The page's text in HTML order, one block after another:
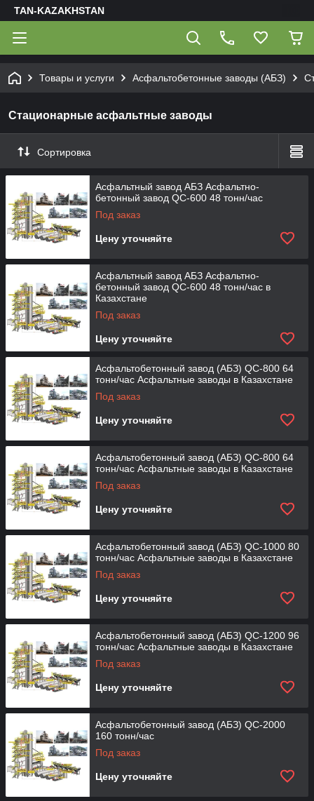
TAN-KAZAKHSTAN
Товары и услуги Асфальтобетонные заводы (АБЗ)
Стационарные асфальтные заводы
Сортировка
Асфальтный завод АБЗ Асфальтно-
бетонный завод QC-600 48 тонн/час
Под заказ
Цену уточняйте
Асфальтный завод АБЗ Асфальтно-
бетонный завод QC-600 48 тонн/час в
Казахстане
Под заказ
Цену уточняйте
Асфальтобетонный завод (АБЗ) QC-800 64
тонн/час Асфальтные заводы в Казахстане
Под заказ
Цену уточняйте
Асфальтобетонный завод (АБЗ) QC-800 64
тонн/час Асфальтные заводы в Казахстане
Под заказ
Цену уточняйте
Асфальтобетонный завод (АБЗ) QC-1000 80
тонн/час Асфальтные заводы в Казахстане
Под заказ
Цену уточняйте
Асфальтобетонный завод (АБЗ) QC-1200 96
тонн/час Асфальтные заводы в Казахстане
Под заказ
Цену уточняйте
Асфальтобетонный завод (АБЗ) QC-2000
160 тонн/час
Под заказ
Цену уточняйте